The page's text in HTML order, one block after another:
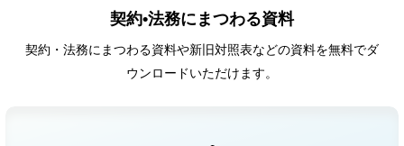
契約•法務にまつわる資料
契約・法務にまつわる資料や新旧対照表などの資料を無料でダ
ウンロードいただけます。